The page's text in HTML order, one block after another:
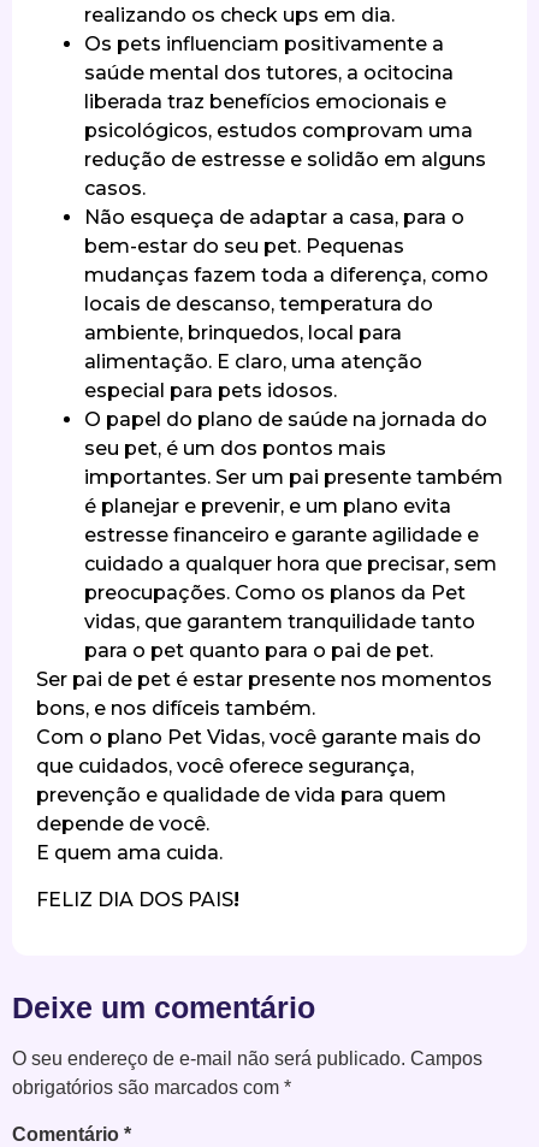
realizando os check ups em dia.
Os pets influenciam positivamente a
saúde mental dos tutores, a ocitocina
liberada traz benefícios emocionais e
psicológicos, estudos comprovam uma
redução de estresse e solidão em alguns
casos.
Não esqueça de adaptar a casa, para o
bem-estar do seu pet. Pequenas
mudanças fazem toda a diferença, como
locais de descanso, temperatura do
ambiente, brinquedos, local para
alimentação. E claro, uma atenção
especial para pets idosos.
O papel do plano de saúde na jornada do
seu pet, é um dos pontos mais
importantes. Ser um pai presente também
é planejar e prevenir, e um plano evita
estresse financeiro e garante agilidade e
cuidado a qualquer hora que precisar, sem
preocupações. Como os planos da Pet
vidas, que garantem tranquilidade tanto
para o pet quanto para o pai de pet.
Ser pai de pet é estar presente nos momentos
bons, e nos difíceis também.
Com o plano Pet Vidas, você garante mais do
que cuidados, você oferece segurança,
prevenção e qualidade de vida para quem
depende de você.
E quem ama cuida.
FELIZ DIA DOS PAIS!
Deixe um comentário
O seu endereço de e-mail não será publicado. Campos
obrigatórios são marcados com *
Comentário *